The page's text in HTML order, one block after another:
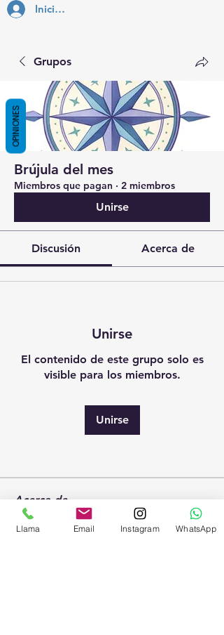
Inicia Sesión
Grupos
Brújula del mes
Miembros que pagan · 2 miembros
Unirse
Discusión Acerca de
Unirse
El contenido de este grupo solo es
visible para los miembros.
Unirse
Acerca de
🧭 Brújula Estratégica del Mes
Espacio mensual para comprend...
Llama Email Instagram WhatsApp
OPINIONES